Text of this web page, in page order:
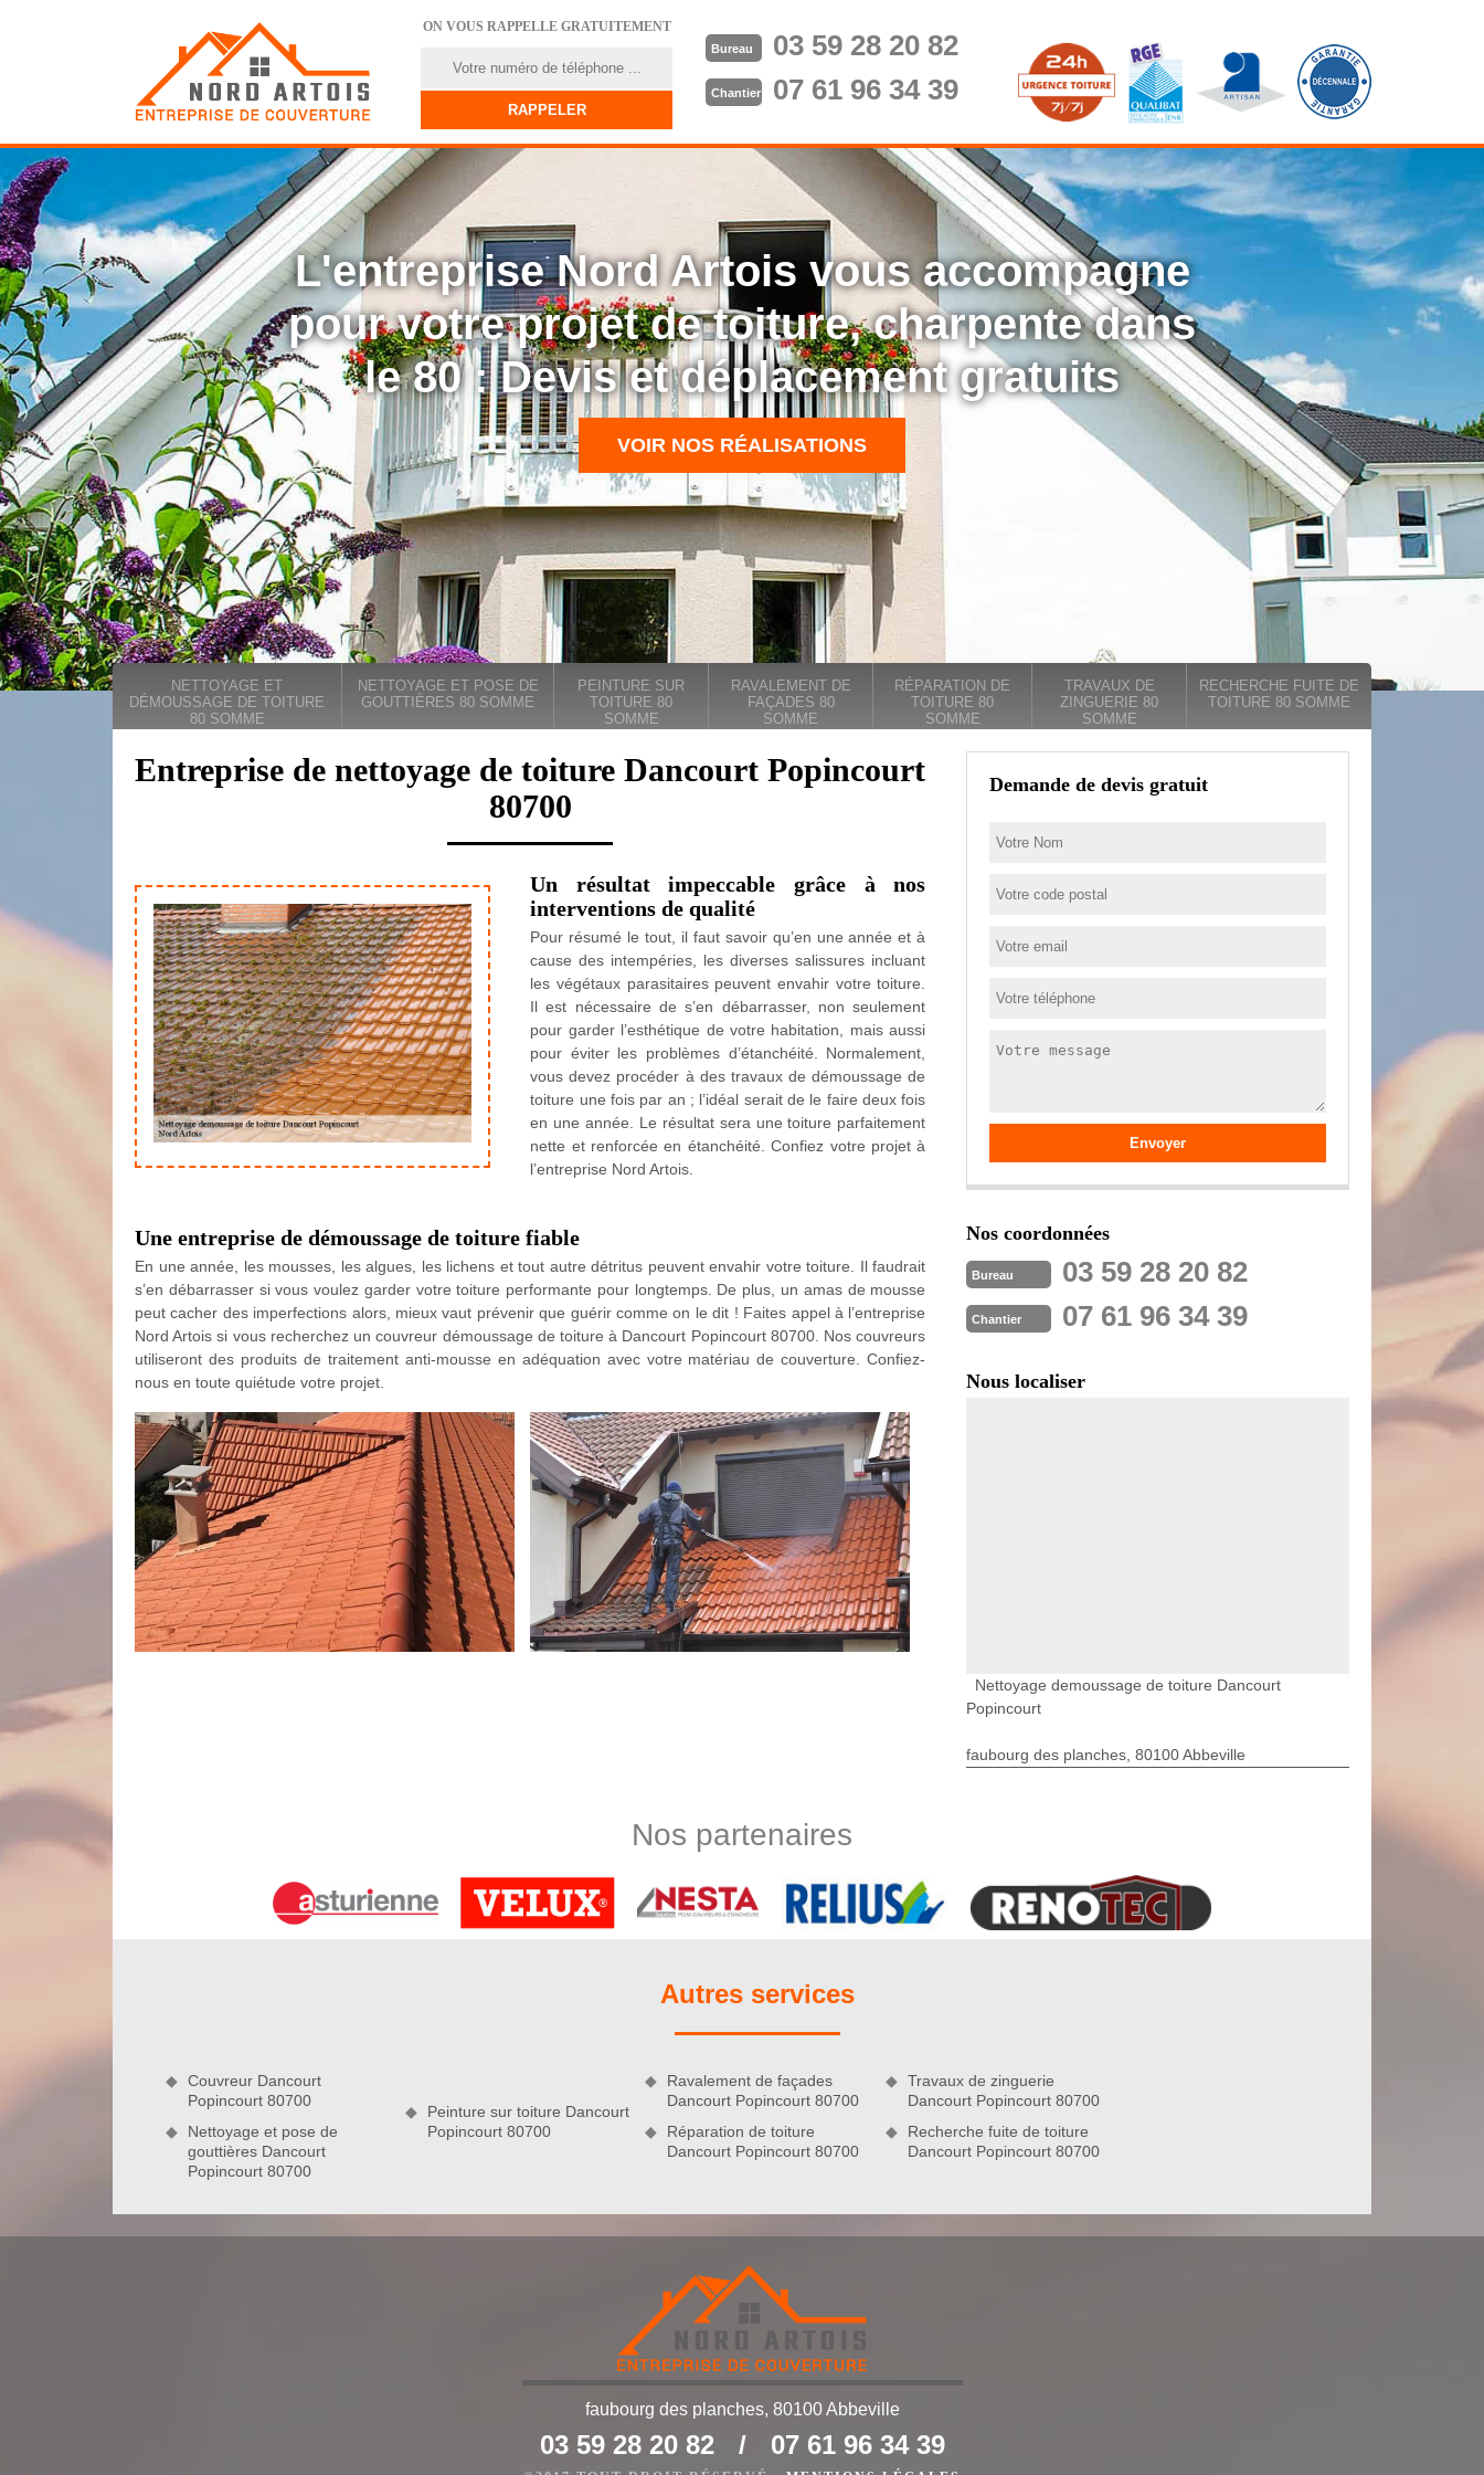
ON VOUS RAPPELLE GRATUITEMENT
Bureau 03 59 28 20 82
Chantier 07 61 96 34 39
L'entreprise Nord Artois vous accompagne
pour votre projet de toiture, charpente dans
le 80 : Devis et déplacement gratuits
VOIR NOS RÉALISATIONS
NETTOYAGE ET
DÉMOUSSAGE DE TOITURE
80 SOMME
NETTOYAGE ET POSE DE
GOUTTIÈRES 80 SOMME
PEINTURE SUR
TOITURE 80
SOMME
RAVALEMENT DE
FAÇADES 80
SOMME
RÉPARATION DE
TOITURE 80
SOMME
TRAVAUX DE
ZINGUERIE 80
SOMME
RECHERCHE FUITE DE
TOITURE 80 SOMME
Entreprise de nettoyage de toiture Dancourt Popincourt
80700
Un résultat impeccable grâce à nos
interventions de qualité
Pour résumé le tout, il faut savoir qu’en une année et à
cause des intempéries, les diverses salissures incluant
les végétaux parasitaires peuvent envahir votre toiture.
Il est nécessaire de s’en débarrasser, non seulement
pour garder l’esthétique de votre habitation, mais aussi
pour éviter les problèmes d’étanchéité. Normalement,
vous devez procéder à des travaux de démoussage de
toiture une fois par an ; l’idéal serait de le faire deux fois
en une année. Le résultat sera une toiture parfaitement
nette et renforcée en étanchéité. Confiez votre projet à
l’entreprise Nord Artois.
Une entreprise de démoussage de toiture fiable
En une année, les mousses, les algues, les lichens et tout autre détritus peuvent envahir votre toiture. Il faudrait
s’en débarrasser si vous voulez garder votre toiture performante pour longtemps. De plus, un amas de mousse
peut cacher des imperfections alors, mieux vaut prévenir que guérir comme on le dit ! Faites appel à l’entreprise
Nord Artois si vous recherchez un couvreur démoussage de toiture à Dancourt Popincourt 80700. Nos couvreurs
utiliseront des produits de traitement anti-mousse en adéquation avec votre matériau de couverture. Confiez-
nous en toute quiétude votre projet.
pour la présentation et la stabilité fonctionnelle de la toiture, pensez à faire appel à un couvreur professionnel
Les travaux d’hydrofuge de toiture : une de nos spécialités
Il est impératif d’avoir une toiture solide et parfaitement étanche si vous voulez être préservés des intempéries
traitement hydrofuge toiture va, non seulement renforcer l’étanchéité de votre toit, mais aussi attarder la
Entreprise de couverture à Dancourt Popincourt 80700 : Nord Artois
démoussage de toiture près de chez vous. Implanté dans la ville de Dancourt Popincourt 80700, notre
Demande de devis gratuit
Nos coordonnées
Bureau 03 59 28 20 82
Chantier 07 61 96 34 39
Nous localiser
Nettoyage demoussage de toiture Dancourt
Popincourt
faubourg des planches, 80100 Abbeville
Nos partenaires
Autres services
Couvreur Dancourt
Popincourt 80700
Nettoyage et pose de
gouttières Dancourt
Peinture sur toiture Dancourt
Popincourt 80700
Ravalement de façades
Dancourt Popincourt 80700
Réparation de toiture
Dancourt Popincourt 80700
Travaux de zinguerie
Dancourt Popincourt 80700
Recherche fuite de toiture
Dancourt Popincourt 80700
faubourg des planches, 80100 Abbeville
03 59 28 20 82 / 07 61 96 34 39